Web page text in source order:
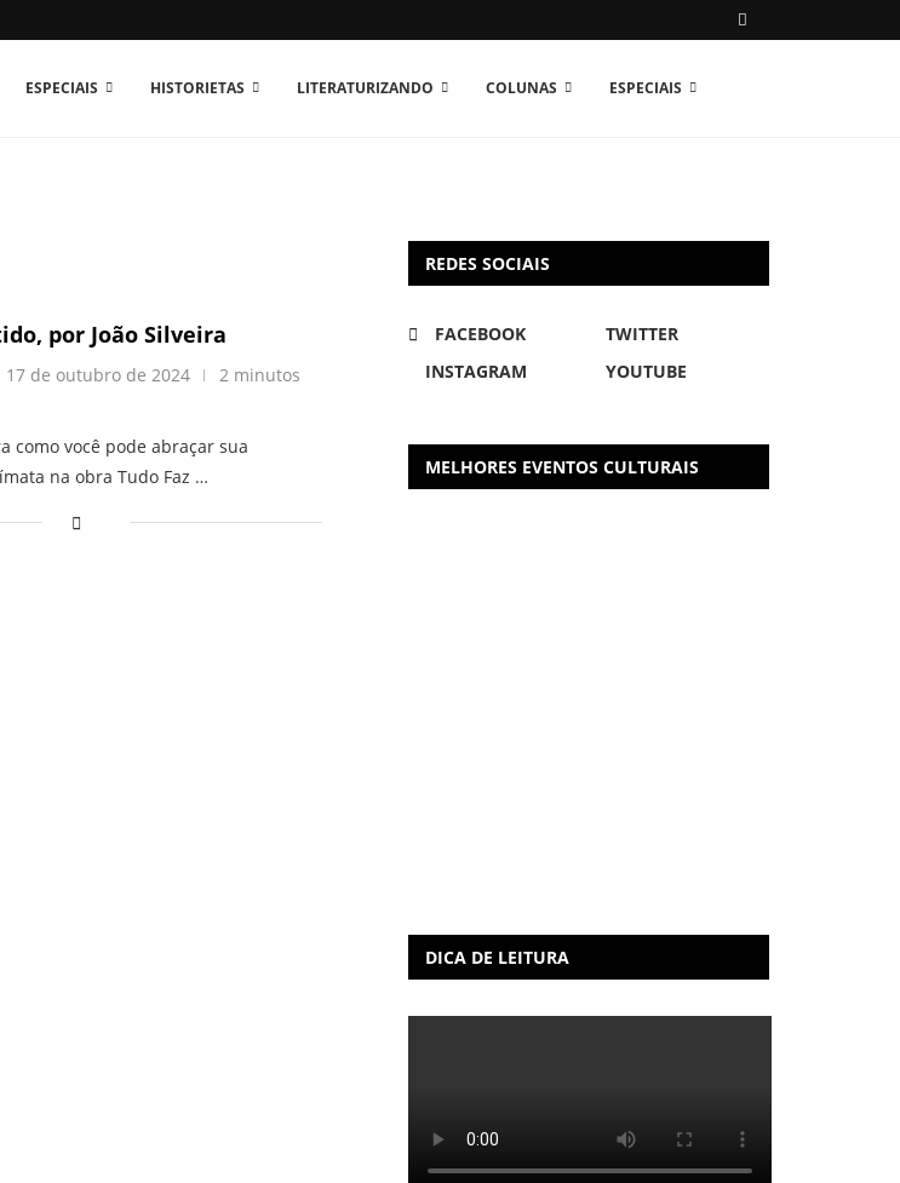
ESPECIAIS HISTORIETAS LITERATURIZANDO COLUNAS ESPECIAIS
por João Silveira
17 de outubro de 2024
2 minutos
como você pode abraçar sua
na obra Tudo Faz …
REDES SOCIAIS
FACEBOOK
TWITTER
INSTAGRAM
YOUTUBE
MELHORES EVENTOS CULTURAIS
DICA DE LEITURA